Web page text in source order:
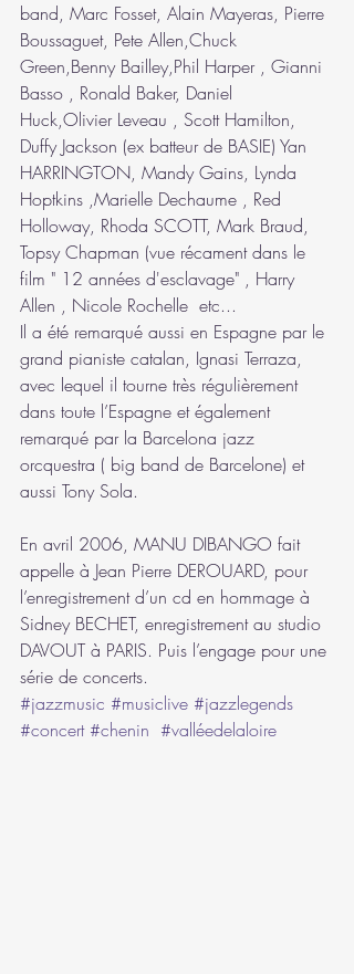
band, Marc Fosset, Alain Mayeras, Pierre
Boussaguet, Pete Allen,Chuck
Green,Benny Bailley,Phil Harper , Gianni
Basso , Ronald Baker, Daniel
Huck,Olivier Leveau , Scott Hamilton,
Duffy Jackson (ex batteur de BASIE) Yan
HARRINGTON, Mandy Gains, Lynda
Hoptkins ,Marielle Dechaume , Red
Holloway, Rhoda SCOTT, Mark Braud,
Topsy Chapman (vue récament dans le
film " 12 années d'esclavage" , Harry
Allen , Nicole Rochelle  etc...
Il a été remarqué aussi en Espagne par le
grand pianiste catalan, Ignasi Terraza,
avec lequel il tourne très régulièrement
dans toute l’Espagne et également
remarqué par la Barcelona jazz
orcquestra ( big band de Barcelone) et
aussi Tony Sola.
En avril 2006, MANU DIBANGO fait
appelle à Jean Pierre DEROUARD, pour
l’enregistrement d’un cd en hommage à
Sidney BECHET, enregistrement au studio
DAVOUT à PARIS. Puis l’engage pour une
série de concerts.
#jazzmusic #musiclive #jazzlegends
#concert #chenin #valléedelaloire